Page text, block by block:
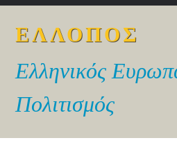
ΕΛΛΟΠΟΣ
Ελληνικός
Πολιτισμός